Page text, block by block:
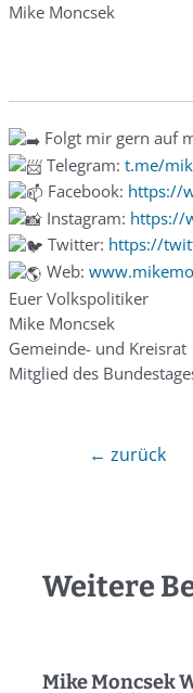
Mike Moncsek
Folgt mir gern auf
Telegram: t.me/
Facebook: https://
Instagram: https://
Twitter: https://
Web:
Euer Volkspolitiker
Mike Moncsek
Gemeinde- und Kreisrat
Mitglied des
← zurück
Weitere
Mike Moncsek